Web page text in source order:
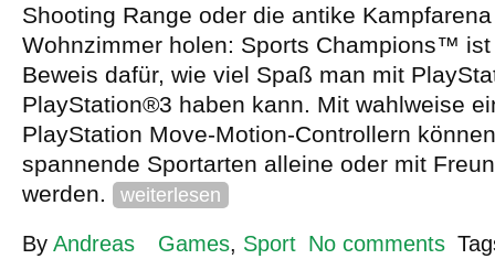
Shooting Range oder die antike
Wohnzimmer holen: Sports Champions™
Beweis dafür, wie viel Spaß man mit
PlayStation®3 haben kann. Mit wahlweise
PlayStation Move-Motion-Controllern
spannende Sportarten alleine oder mit
werden.
weiterlesen
By Andreas Games, Sport No comments